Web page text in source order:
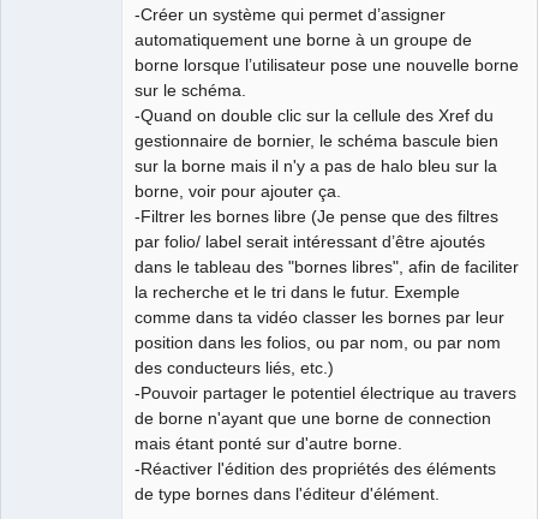
-Créer un système qui permet d’assigner
automatiquement une borne à un groupe de
borne lorsque l’utilisateur pose une nouvelle borne
sur le schéma.
-Quand on double clic sur la cellule des Xref du
gestionnaire de bornier, le schéma bascule bien
sur la borne mais il n'y a pas de halo bleu sur la
borne, voir pour ajouter ça.
-Filtrer les bornes libre (Je pense que des filtres
par folio/ label serait intéressant d’être ajoutés
dans le tableau des "bornes libres", afin de faciliter
la recherche et le tri dans le futur. Exemple
comme dans ta vidéo classer les bornes par leur
position dans les folios, ou par nom, ou par nom
des conducteurs liés, etc.)
-Pouvoir partager le potentiel électrique au travers
de borne n'ayant que une borne de connection
mais étant ponté sur d'autre borne.
-Réactiver l'édition des propriétés des éléments
de type bornes dans l'éditeur d'élément.